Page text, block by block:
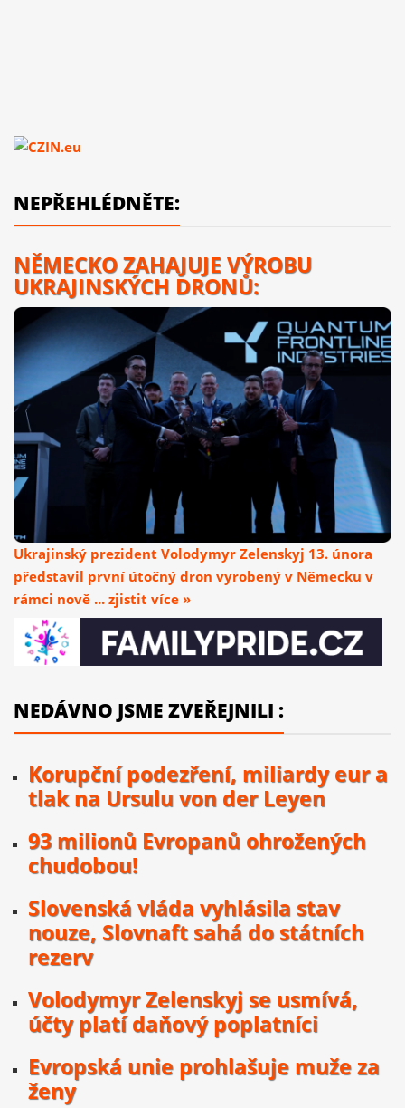
NEPŘEHLÉDNĚTE:
NĚMECKO ZAHAJUJE VÝROBU
UKRAJINSKÝCH DRONŮ:
Ukrajinský prezident Volodymyr Zelenskyj 13. února
představil první útočný dron vyrobený v Německu v
rámci nově ... zjistit více »
NEDÁVNO JSME ZVEŘEJNILI :
Korupční podezření, miliardy eur a
tlak na Ursulu von der Leyen
93 milionů Evropanů ohrožených
chudobou!
Slovenská vláda vyhlásila stav
nouze, Slovnaft sahá do státních
rezerv
Volodymyr Zelenskyj se usmívá,
účty platí daňový poplatníci
Evropská unie prohlašuje muže za
ženy